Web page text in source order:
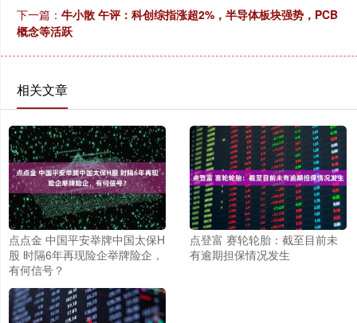
下一篇： 牛小散 午评：科创综指涨超2%，半导体板块强势，PCB
概念等活跃
相关文章
点点金 中国平安举牌中国太保H
股 时隔6年再现险企举牌险企，
有何信号？
点登富 赛轮轮胎：截至目前未
有逾期担保情况发生